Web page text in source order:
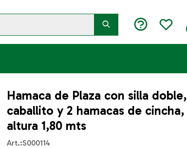
Hamaca de Plaza con silla doble,
caballito y 2 hamacas de cincha,
altura 1,80 mts
S000114